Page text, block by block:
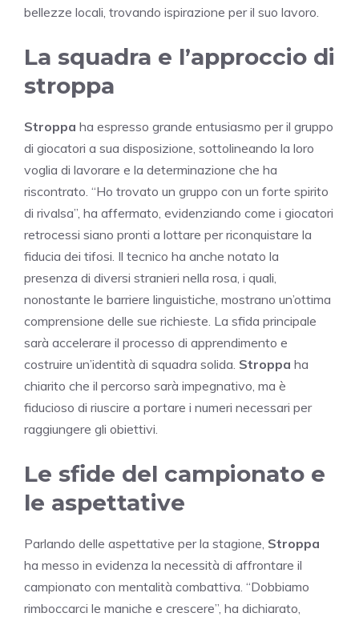
bellezze locali, trovando ispirazione per il suo lavoro.
La squadra e l’approccio di
stroppa
Stroppa ha espresso grande entusiasmo per il gruppo
di giocatori a sua disposizione, sottolineando la loro
voglia di lavorare e la determinazione che ha
riscontrato. “Ho trovato un gruppo con un forte spirito
di rivalsa”, ha affermato, evidenziando come i giocatori
retrocessi siano pronti a lottare per riconquistare la
fiducia dei tifosi. Il tecnico ha anche notato la
presenza di diversi stranieri nella rosa, i quali,
nonostante le barriere linguistiche, mostrano un’ottima
comprensione delle sue richieste. La sfida principale
sarà accelerare il processo di apprendimento e
costruire un’identità di squadra solida. Stroppa ha
chiarito che il percorso sarà impegnativo, ma è
fiducioso di riuscire a portare i numeri necessari per
raggiungere gli obiettivi.
Le sfide del campionato e
le aspettative
Parlando delle aspettative per la stagione, Stroppa
ha messo in evidenza la necessità di affrontare il
campionato con mentalità combattiva. “Dobbiamo
rimboccarci le maniche e crescere”, ha dichiarato,